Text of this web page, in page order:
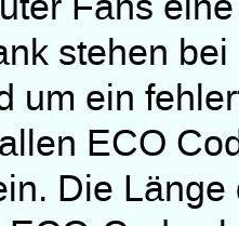
stehen
um ein
ECO
Die